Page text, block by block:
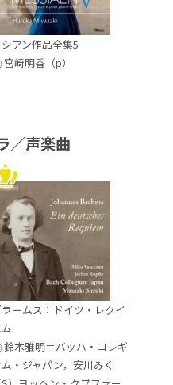
アン作品全集5
宮崎明香（p）
／声楽曲
ームス：ドイツ・レクイ
鈴木雅明＝バッハ・コレギ
ム・ジャパン，安川みく